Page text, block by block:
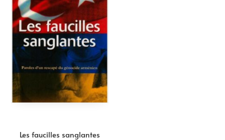
Les faucilles sanglantes